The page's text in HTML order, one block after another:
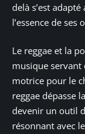
delà s’est
l’essence de ses
Le reggae et la
musique servant
motrice pour le
reggae dépasse
devenir un outil
résonnant avec